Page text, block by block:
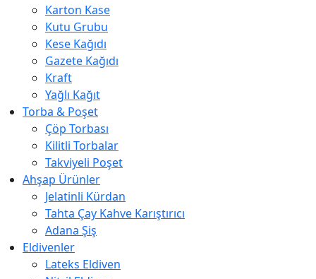
Karton Kase
Kutu Grubu
Kese Kağıdı
Gazete Kağıdı
Kraft
Yağlı Kağıt
Torba & Poşet
Çöp Torbası
Kilitli Torbalar
Takviyeli Poşet
Ahşap Ürünler
Jelatinli Kürdan
Tahta Çay Kahve Karıştırıcı
Adana Şiş
Eldivenler
Lateks Eldiven